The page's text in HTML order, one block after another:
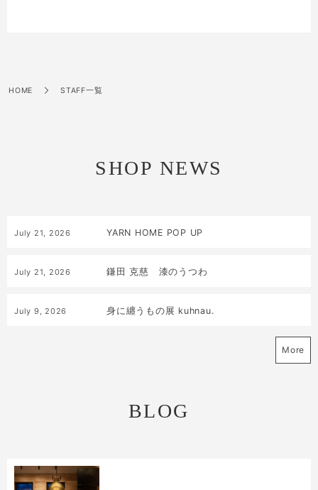
HOME STAFF一覧
SHOP NEWS
July 21 2026 YARN HOME POP UP
July 21 2026 鎌田 克慈 漆のうつわ
July 9 2026 身に纏うもの展 kuhnau.
More
BLOG